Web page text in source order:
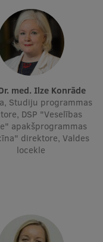
Dr. med. Ilze Konrāde
Studiju programmas
DSP "Veselības
apakšprogrammas
direktore, Valdes
locekle